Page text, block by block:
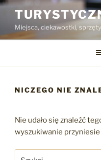
Przejdź
treściMiejsca, ciekawostki, sprzęty
NICZEGO NIE
Nie udało się znaleźć
wyszukiwanie